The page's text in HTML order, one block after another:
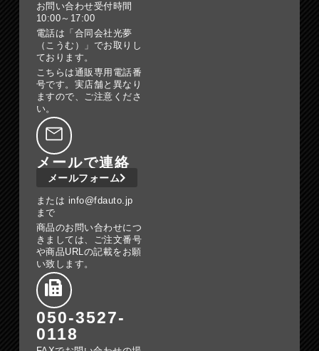
お問い合わせ受付時間
10:00～17:00
電話は「合同会社光夢
（こうむ）」でお取りし
ております。
こちらは通販専用電話番
号です。実店舗と異なり
ますので、ご注意くださ
い。
メールで連絡
メールフォーム
または info@fdauto.jp
まで
商品のお問い合わせにつ
きましては、ご注文番号
や商品URLの記載をお願
い致します。
050-3527-
0118